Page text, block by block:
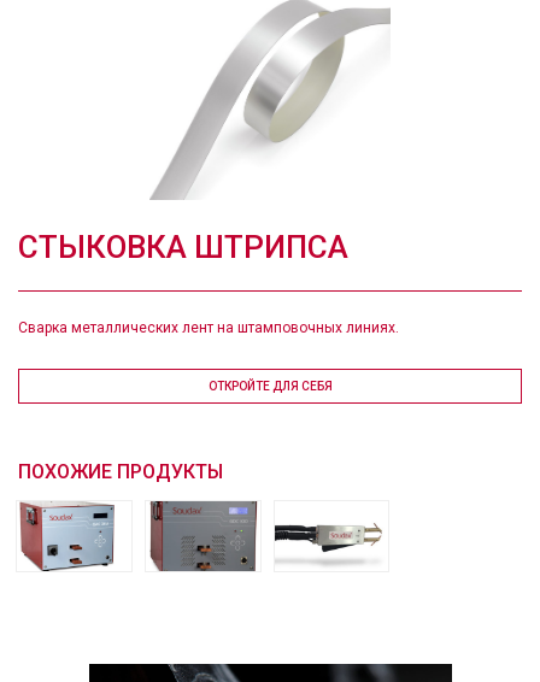
CТЫКОВКА ШТРИПСА
Сварка металлических лент на штамповочных линиях.
ОТКРОЙТЕ ДЛЯ СЕБЯ
ПОХОЖИЕ ПРОДУКТЫ